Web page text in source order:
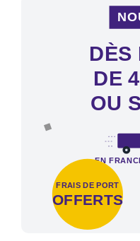
DÈS
DE
OU
EN
FRAIS DE PORT
OFFERTS